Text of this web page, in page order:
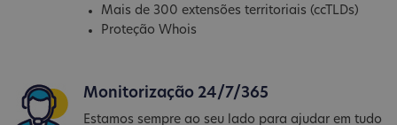
Mais de 300 extensões territoriais (ccTLDs)
Proteção Whois
Monitorização 24/7/365
Estamos sempre ao seu lado para ajudar em tudo